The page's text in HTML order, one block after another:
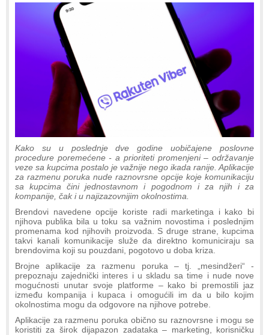
Kako su u poslednje dve godine uobičajene poslovne
procedure poremećene - a prioriteti promenjeni – održavanje
veze sa kupcima postalo je važnije nego ikada ranije. Aplikacije
za razmenu poruka nude raznovrsne opcije koje komunikaciju
sa kupcima čini jednostavnom i pogodnom i za njih i za
kompanije, čak i u najizazovnijim okolnostima.
Brendovi navedene opcije koriste radi marketinga i kako bi
njihova publika bila u toku sa važnim novostima i poslednjim
promenama kod njihovih proizvoda. S druge strane, kupcima
takvi kanali komunikacije služe da direktno komuniciraju sa
brendovima koji su pouzdani, pogotovo u doba kriza.
Brojne aplikacije za razmenu poruka – tj. „mesindžeri“ -
prepoznaju zajednički interes i u skladu sa time i nude nove
mogućnosti unutar svoje platforme – kako bi premostili jaz
između kompanija i kupaca i omogućili im da u bilo kojim
okolnostima mogu da odgovore na njihove potrebe.
Aplikacije za razmenu poruka obično su raznovrsne i mogu se
koristiti za širok dijapazon zadataka – marketing, korisničku